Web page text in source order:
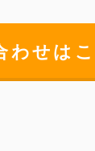
わせは